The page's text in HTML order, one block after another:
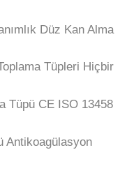
Düz Kan Alma
Tüpleri Hiçbir
Tüpü CE ISO 13458
Antikoagülasyon